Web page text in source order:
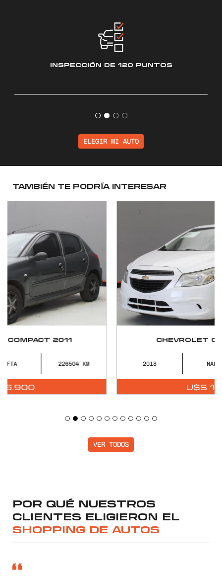
INSPECCIÓN DE 120 PUNTOS
ELEGIR MI AUTO
TAMBIÉN TE PODRÍA INTERESAR
CHEVROLET ONIX JOY 2018
VER TODOS
POR QUÉ NUESTROS
CLIENTES ELIGIERON EL
SHOPPING DE AUTOS